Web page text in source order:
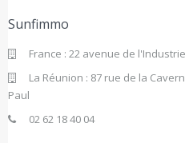
Sunfimmo
France : 22 avenue de
La Réunion : 87 rue de la
Paul
02 62 18 40 04